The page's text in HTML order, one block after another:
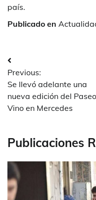
país.
Publicado en
Navegación
de
entradas
Previous:
Se llevó adelante una
nueva edición del
Vino en Mercedes
Publicaciones